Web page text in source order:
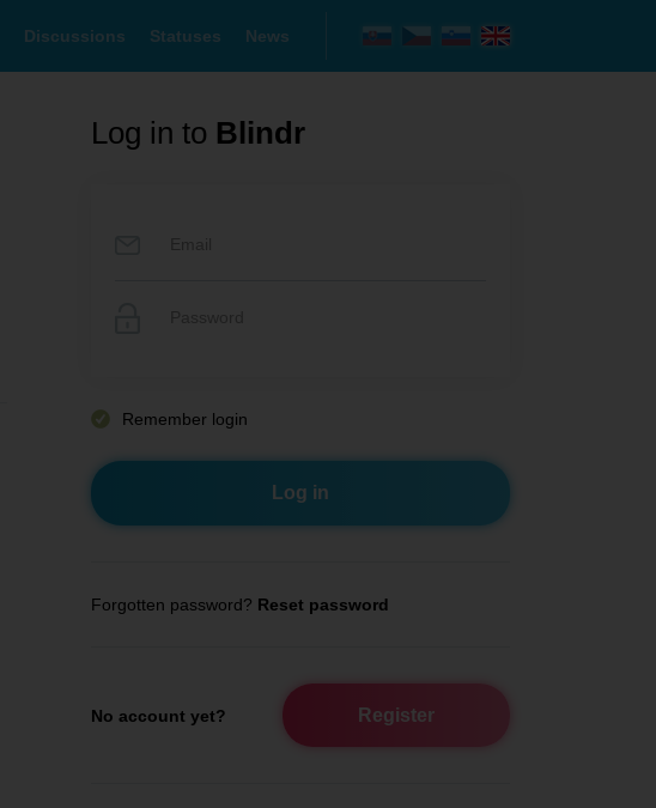
Discussions Statuses News
Log in to Blindr
Remember login
Forgotten password? Reset password
No account yet? Register